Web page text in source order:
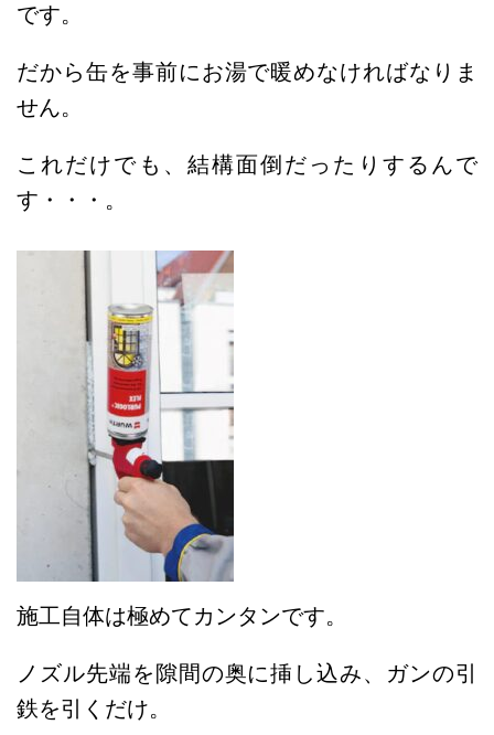
です。
だから缶を事前にお湯で暖めなければなりま
せん。
これだけでも、結構面倒だったりするんで
す・・・。
施工自体は極めてカンタンです。
ノズル先端を隙間の奥に挿し込み、ガンの引
鉄を引くだけ。